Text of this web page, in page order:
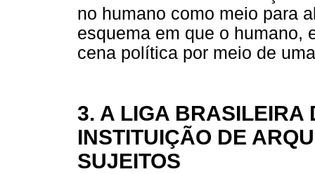
no humano como meio para
esquema em que o humano,
cena política por meio de
3. A LIGA BRASILEIRA
INSTITUIÇÃO DE
SUJEITOS